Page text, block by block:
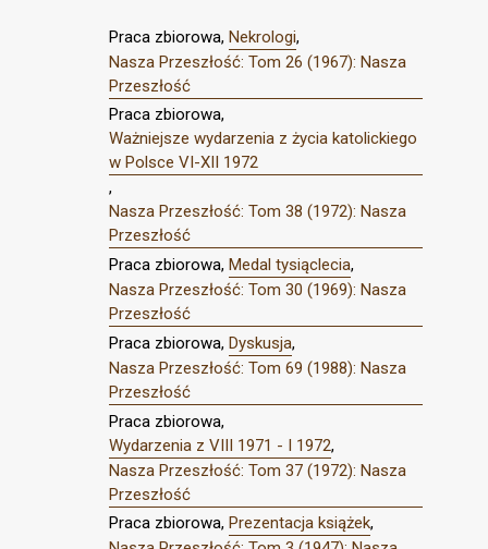
Praca zbiorowa, Nekrologi,
Nasza Przeszłość: Tom 26 (1967): Nasza
Przeszłość
Praca zbiorowa,
Ważniejsze wydarzenia z życia katolickiego
w Polsce VI-XII 1972
,
Nasza Przeszłość: Tom 38 (1972): Nasza
Przeszłość
Praca zbiorowa, Medal tysiąclecia,
Nasza Przeszłość: Tom 30 (1969): Nasza
Przeszłość
Praca zbiorowa, Dyskusja,
Nasza Przeszłość: Tom 69 (1988): Nasza
Przeszłość
Praca zbiorowa,
Wydarzenia z VIII 1971 - I 1972,
Nasza Przeszłość: Tom 37 (1972): Nasza
Przeszłość
Praca zbiorowa, Prezentacja książek,